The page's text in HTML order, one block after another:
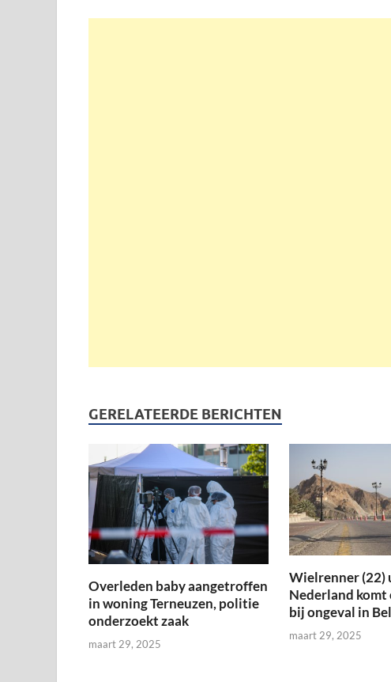
GERELATEERDE BERICHTEN
Overleden baby aangetroffen
in woning Terneuzen, politie
onderzoekt zaak
maart 29, 2025
Wielrenner (22)
Nederland komt
bij ongeval in
maart 29, 2025